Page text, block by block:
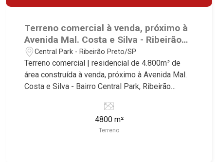
Terreno comercial à venda, próximo à
Avenida Mal. Costa e Silva - Ribeirão
Preto/SP.
Central Park - Ribeirão Preto/SP
Terreno comercial | residencial de 4.800m² de
área construída à venda, próximo à Avenida Mal.
Costa e Silva - Bairro Central Park, Ribeirão
imóvel que a Martinelli Imobiliária selecionou
aprovado de 96 apartamentos de uma vaga com
4800 m²
Terreno